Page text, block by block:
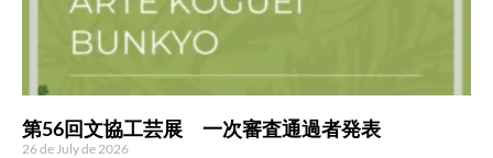
第56回文協工芸展 一次審査通過者発表
26 de July de 2026